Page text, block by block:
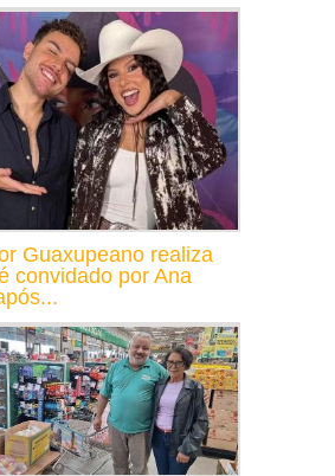
Guaxupeano realiza
convidado por Ana